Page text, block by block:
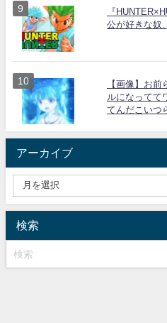
『
公が好きな奴
【画像】お
ルになってて
てんだこいつ
アーカイブ
検索